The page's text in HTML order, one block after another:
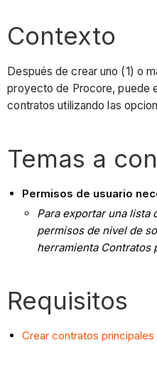
Contexto
Después de crear uno (1) o
proyecto de Procore, puede
contratos utilizando las
Temas a
Permisos de usuario
Para exportar una lista
permisos de nivel de
herramienta
Requisitos
Crear contratos